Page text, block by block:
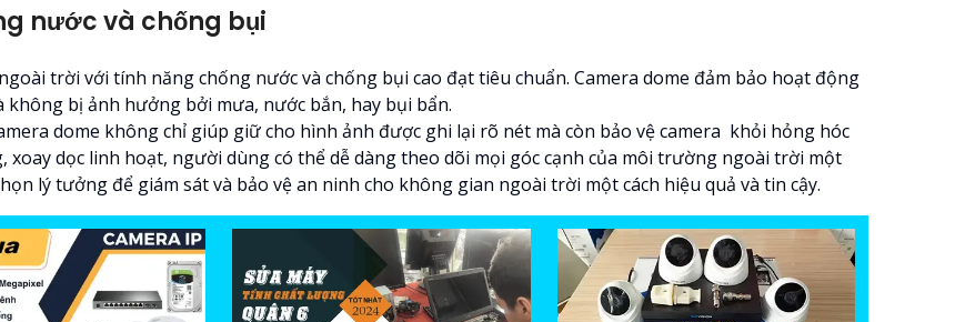
nước và chống bụi
trời với tính năng chống nước và chống bụi cao đạt tiêu chuẩn. Camera dome đảm bảo hoạt động
bị ảnh hưởng bởi mưa, nước bắn, hay bụi bẩn.
dome không chỉ giúp giữ cho hình ảnh được ghi lại rõ nét mà còn bảo vệ camera khỏi hỏng hóc
dọc linh hoạt, người dùng có thể dễ dàng theo dõi mọi góc cạnh của môi trường ngoài trời một
lý tưởng để giám sát và bảo vệ an ninh cho không gian ngoài trời một cách hiệu quả và tin cậy.